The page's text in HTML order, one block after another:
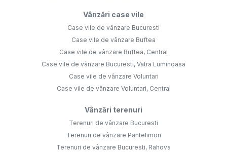
Vânzări case vile
Case vile de vânzare Bucuresti
Case vile de vânzare Buftea
Case vile de vânzare Buftea, Central
Case vile de vânzare Bucuresti, Vatra Luminoasa
Case vile de vânzare Voluntari
Case vile de vânzare Voluntari, Central
Vânzări terenuri
Terenuri de vânzare Bucuresti
Terenuri de vânzare Pantelimon
Terenuri de vânzare Bucuresti, Rahova